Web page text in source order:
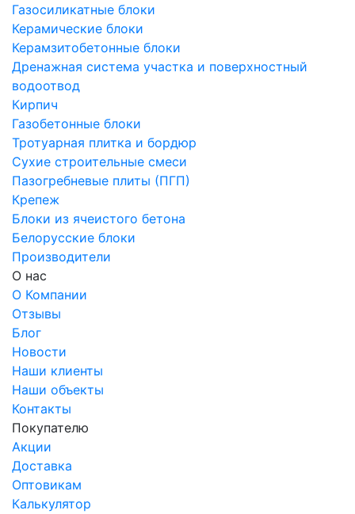
Газосиликатные блоки
Керамические блоки
Керамзитобетонные блоки
Дренажная система участка и поверхностный
водоотвод
Кирпич
Газобетонные блоки
Тротуарная плитка и бордюр
Сухие строительные смеси
Пазогребневые плиты (ПГП)
Крепеж
Блоки из ячеистого бетона
Белорусские блоки
Производители
О нас
О Компании
Отзывы
Блог
Новости
Наши клиенты
Наши объекты
Контакты
Покупателю
Акции
Доставка
Оптовикам
Калькулятор